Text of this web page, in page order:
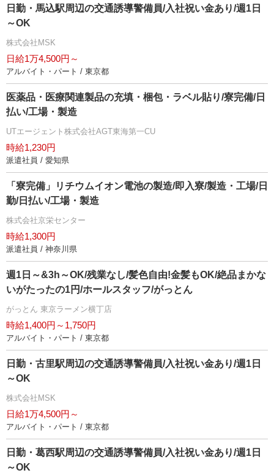
日勤・馬込駅周辺の交通誘導警備員/入社祝い金あり/週1日
～OK
株式会社MSK
日給1万4,500円～
アルバイト・パート / 東京都
医薬品・医療関連製品の充填・梱包・ラベル貼り/寮完備/日
払い/工場・製造
UTエージェント株式会社AGT東海第一CU
時給1,230円
派遣社員 / 愛知県
「寮完備」リチウムイオン電池の製造/即入寮/製造・工場/日
勤/日払い/工場・製造
株式会社京栄センター
時給1,300円
派遣社員 / 神奈川県
週1日～&3h～OK/残業なし/髪色自由!金髪もOK/絶品まかな
いがたったの1円/ホールスタッフ/がっとん
がっとん 東京ラーメン横丁店
時給1,400円～1,750円
アルバイト・パート / 東京都
日勤・古里駅周辺の交通誘導警備員/入社祝い金あり/週1日
～OK
株式会社MSK
日給1万4,500円～
アルバイト・パート / 東京都
日勤・葛西駅周辺の交通誘導警備員/入社祝い金あり/週1日
～OK